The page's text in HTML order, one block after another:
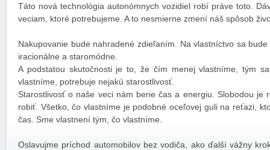
Táto nová technológia autonómnych vozidiel robí práve toto.
veciam, ktoré potrebujeme. A to nesmierne zmení náš spôsob
Nakupovanie bude nahradené zdieľaním. Na vlastníctvo sa
iracionálne a staromódne.
A podstatou skutočnosti je to, že čím menej vlastníme, tým
vlastníme, potrebuje nejakú starostlivosť.
Starostlivosť o naše veci nám berie čas a energiu. Slobodou je
robiť. Všetko, čo vlastníme je podobné oceľovej guli na reťazi,
čas. Sme vlastnení tým, čo vlastníme.
Oslavujme príchod automobilov bez vodiča, ako ďalší vážny